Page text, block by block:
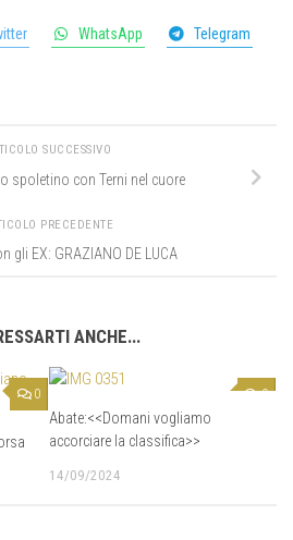
WhatsApp Telegram
SUCCESSIVO
spoletino con Terni nel cuore
PRECEDENTE
gli EX: GRAZIANO DE LUCA
ANCHE...
0 0
Abate:<<Domani vogliamo
accorciare la classifica>>
14/09/2024